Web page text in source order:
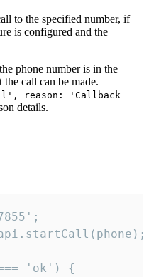
to the specified number, if
is configured and the
phone number is in the
the call can be made.
reason: 'Callback
details.
'ok') {